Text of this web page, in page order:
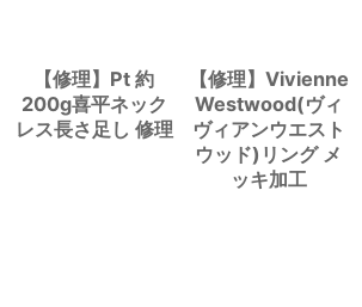
【修理】Pt 約
200g喜平ネック
レス長さ足し 修理
【修理】Vivienne
Westwood(ヴィ
ヴィアンウエスト
ウッド)リング メ
ッキ加工